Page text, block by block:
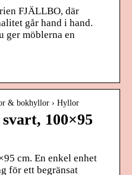
FJÄLLBO, där
går hand i hand.
ger möblerna en
& bokhyllor › Hyllor
100×95
cm. En enkel enhet
för ett begränsat